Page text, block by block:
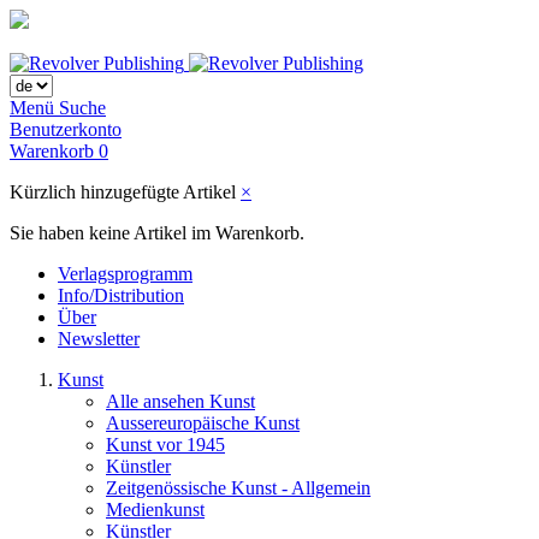
Menü Suche
Benutzerkonto
Warenkorb 0
Kürzlich hinzugefügte Artikel ×
Sie haben keine Artikel im Warenkorb.
Verlagsprogramm
Info/Distribution
Über
Newsletter
Kunst
Alle ansehen Kunst
Aussereuropäische Kunst
Kunst vor 1945
Künstler
Zeitgenössische Kunst - Allgemein
Medienkunst
Künstler